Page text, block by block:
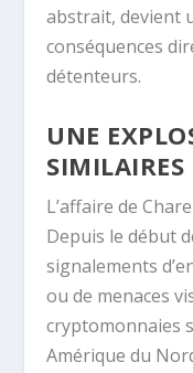
abstrait, devient
conséquences
détenteurs.
UNE
L’affaire de
Depuis le début
signalements
ou de menaces
cryptomonnaies
Amérique du